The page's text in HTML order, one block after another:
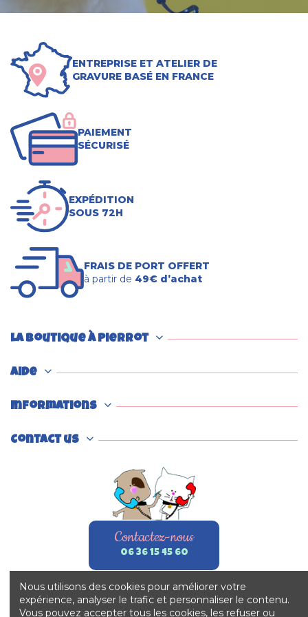
ENTREPRISE ET ATELIER DE
GRAVURE BASÉ EN FRANCE
PAIEMENT
SÉCURISÉ
EXPÉDITION
SOUS 72H
FRAIS DE PORT OFFERT
à partir de 49€ d’achat
La boutique à Pierrot
Aide
Informations
Contact us
Contactez-nous
06 36 15 45 60
Nous utilisons des cookies pour améliorer votre
expérience, analyser le trafic et personnaliser le contenu.
Vous pouvez accepter tous les cookies, les refuser ou